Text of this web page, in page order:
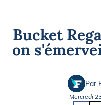
Bucket
on
Par
Mercredi